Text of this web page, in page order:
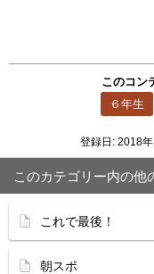
このコン
６年生
登録日: 2018
このカテゴリー内の他
これで最後！
朝スポ